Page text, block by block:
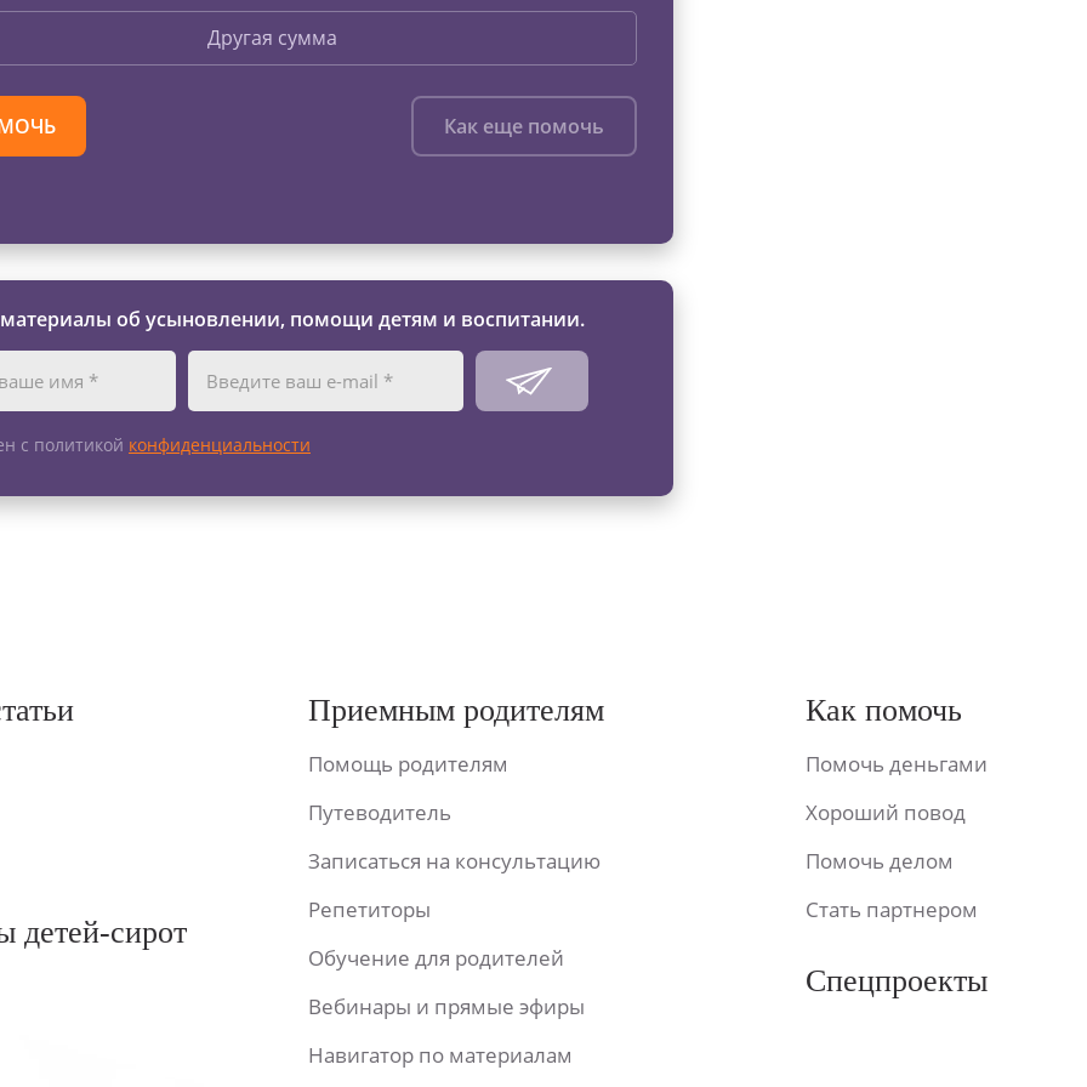
Другая сумма
Как еще помочь
об усыновлении, помощи детям и воспитании.
с политикой конфиденциальности
детей-сирот
Приемным родителям
Помощь родителям
Путеводитель
Записаться на консультацию
Репетиторы
Обучение для родителей
Вебинары и прямые эфиры
Навигатор по материалам
Как помочь
Помочь деньгами
Хороший повод
Помочь делом
Стать партнером
Спецпроекты